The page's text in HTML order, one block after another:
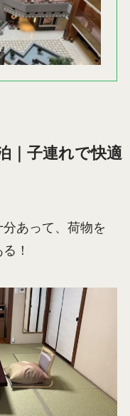
｜子連れで快適
あって、荷物を
！